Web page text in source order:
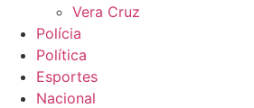
Vera Cruz
Polícia
Política
Esportes
Nacional